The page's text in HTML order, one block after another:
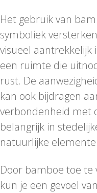
Het gebruik van
symboliek
visueel
een ruimte die
rust. De
kan ook bijdragen
verbondenheid met
belangrijk in
natuurlijke
Door bamboe toe te
kun je een gevoel